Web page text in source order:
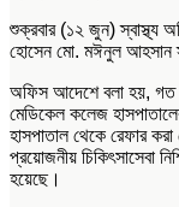
শুক্রবার (১২ জুন) স্বাস্থ্য
হোসেন মো. মঈনুল আহসান
অফিস আদেশে বলা হয়, গত
মেডিকেল কলেজ
হাসপাতাল থেকে রেফার করা
প্রয়োজনীয় চিকিৎসাসেবা
হয়েছে।